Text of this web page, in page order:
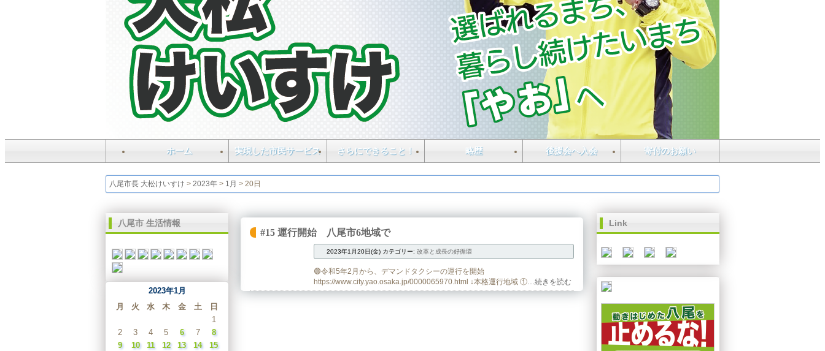
ホーム 実現した市民サービス さらにできること！ 略歴 後援会へ入会 寄付のお願い
八尾市長 大松けいすけ > 2023年 > 1月 > 20日
#15 運行開始 八尾市6地域で
2023年1月20日(金) カテゴリー: 改革と成長の好循環
🟢令和5年2月から、デマンドタクシーの運行を開始
https://www.city.yao.osaka.jp/0000065970.html ↓本格運行地域 ① …続きを読む
Link
八尾市 生活情報
2023年1月
月
火 水 木 金 土
日
1
2
3 4 5 6 7
8
9
10 11 12 13 14 15